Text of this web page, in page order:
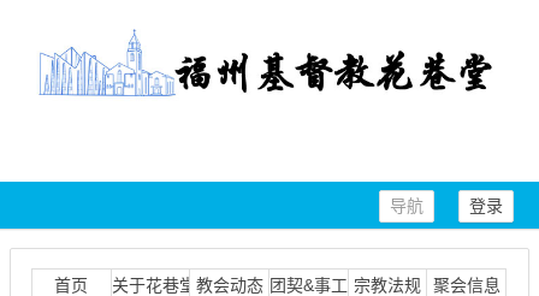
登录
导航
首页 关于花巷堂 教会动态 团契&事工 宗教法规 聚会信息